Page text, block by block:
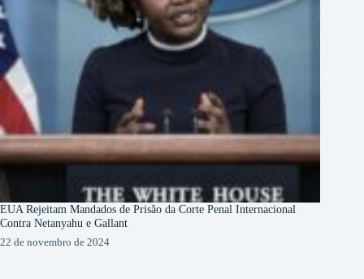
EUA Rejeitam Mandados de Prisão da Corte Penal Internacional
Contra Netanyahu e Gallant
22 de novembro de 2024